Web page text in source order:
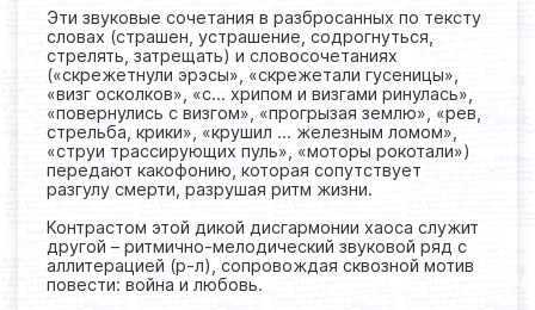
Эти звуковые сочетания в разбросанных по тексту
словах (страшен, устрашение, содрогнуться,
стрелять, затрещать) и словосочетаниях
(«скрежетнули эрэсы», «скрежетали гусеницы»,
«визг осколков», «с… хрипом и визгами ринулась»,
«повернулись с визгом», «прогрызая землю», «рев,
стрельба, крики», «крушил … железным ломом»,
«струи трассирующих пуль», «моторы рокотали»)
передают какофонию, которая сопутствует
разгулу смерти, разрушая ритм жизни.
Контрастом этой дикой дисгармонии хаоса служит
другой – ритмично-мелодический звуковой ряд с
аллитерацией (р-л), сопровождая сквозной мотив
повести: война и любовь.